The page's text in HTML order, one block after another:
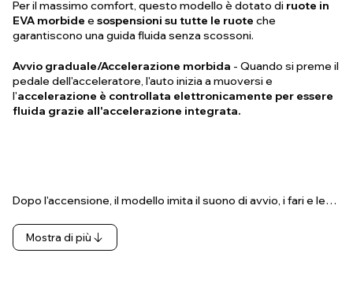
Per il massimo comfort, questo modello è dotato di ruote in
EVA morbide e sospensioni su tutte le ruote che
garantiscono una guida fluida senza scossoni.
Avvio graduale/Accelerazione morbida - Quando si preme il
pedale dell'acceleratore, l'auto inizia a muoversi e
l'accelerazione è controllata elettronicamente per essere
fluida grazie all'accelerazione integrata.
Dopo l'accensione, il modello imita il suono di avvio, i fari e le…
Mostra di più